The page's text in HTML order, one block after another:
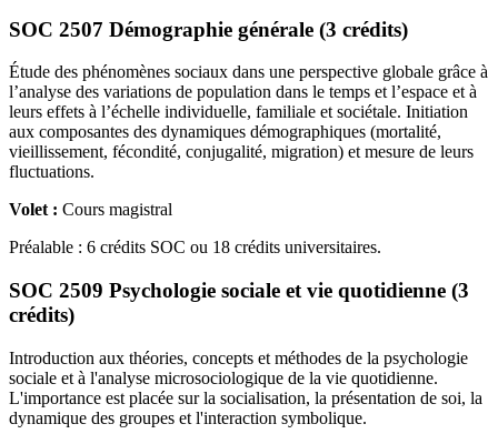
SOC 2507 Démographie générale (3 crédits)
Étude des phénomènes sociaux dans une perspective globale grâce à
l’analyse des variations de population dans le temps et l’espace et à
leurs effets à l’échelle individuelle, familiale et sociétale. Initiation
aux composantes des dynamiques démographiques (mortalité,
vieillissement, fécondité, conjugalité, migration) et mesure de leurs
fluctuations.
Volet : Cours magistral
Préalable : 6 crédits SOC ou 18 crédits universitaires.
SOC 2509 Psychologie sociale et vie quotidienne (3
crédits)
Introduction aux théories, concepts et méthodes de la psychologie
sociale et à l'analyse microsociologique de la vie quotidienne.
L'importance est placée sur la socialisation, la présentation de soi, la
dynamique des groupes et l'interaction symbolique.